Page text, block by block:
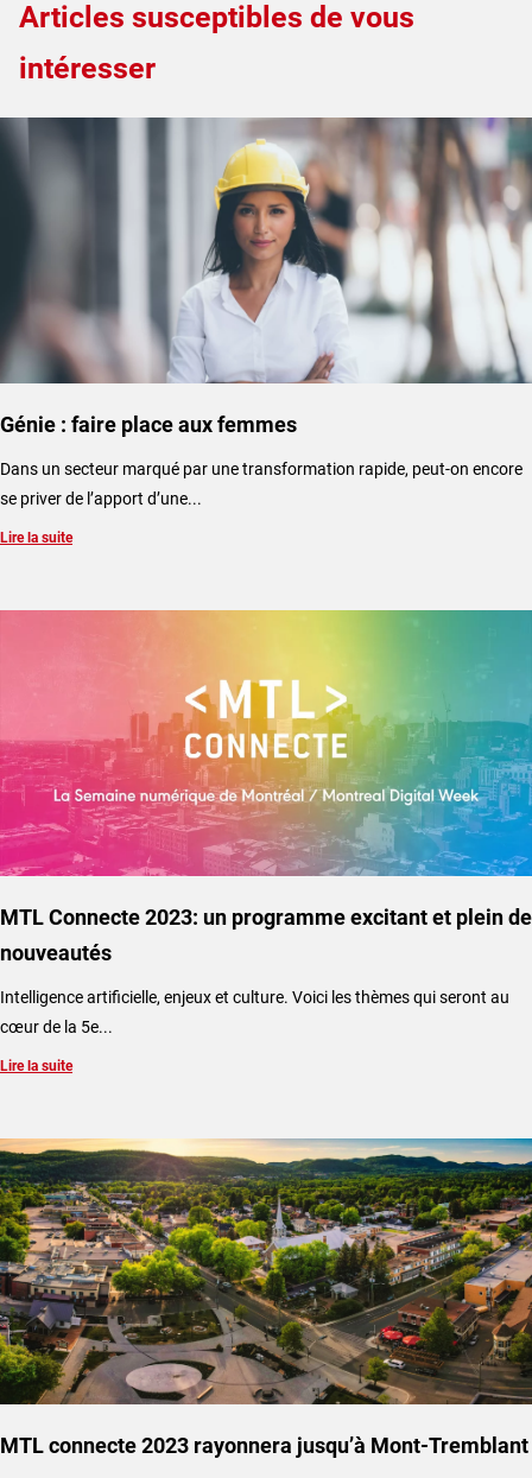
Articles susceptibles de vous
intéresser
Génie : faire place aux femmes
Dans un secteur marqué par une transformation rapide, peut-on encore
se priver de l’apport d’une...
Lire la suite
MTL Connecte 2023: un programme excitant et plein de
nouveautés
Intelligence artificielle, enjeux et culture. Voici les thèmes qui seront au
cœur de la 5e...
Lire la suite
MTL connecte 2023 rayonnera jusqu’à Mont-Tremblant